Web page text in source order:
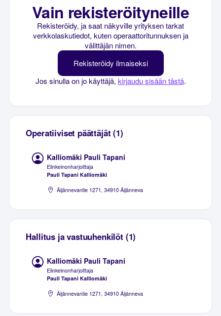
Vain rekisteröityneille
Rekisteröidy, ja saat näkyville yrityksen tarkat
verkkolaskutiedot, kuten operaattoritunnuksen ja
välittäjän nimen.
Rekisteröidy ilmaiseksi
Jos sinulla on jo käyttäjä, kirjaudu sisään tästä.
Operatiiviset päättäjät (1)
Kalliomäki Pauli Tapani
Elinkeinonharjoittaja
Pauli Tapani Kalliomäki
Äijännevantie 1271, 34910 Äijänneva
Hallitus ja vastuuhenkilöt (1)
Kalliomäki Pauli Tapani
Elinkeinonharjoittaja
Pauli Tapani Kalliomäki
Äijännevantie 1271, 34910 Äijänneva